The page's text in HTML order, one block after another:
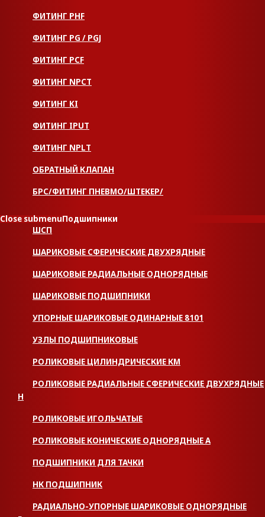
ФИТИНГ PHF
ФИТИНГ PG / PGJ
ФИТИНГ PCF
ФИТИНГ NPCT
ФИТИНГ KI
ФИТИНГ IPUT
ФИТИНГ NPLT
ОБРАТНЫЙ КЛАПАН
БРС/ФИТИНГ ПНЕВМО/ШТЕКЕР/
Close submenuПодшипники
ШСП
ШАРИКОВЫЕ СФЕРИЧЕСКИЕ ДВУХРЯДНЫЕ
ШАРИКОВЫЕ РАДИАЛЬНЫЕ ОДНОРЯДНЫЕ
ШАРИКОВЫЕ ПОДШИПНИКИ
УПОРНЫЕ ШАРИКОВЫЕ ОДИНАРНЫЕ 8101
УЗЛЫ ПОДШИПНИКОВЫЕ
РОЛИКОВЫЕ ЦИЛИНДРИЧЕСКИЕ КМ
РОЛИКОВЫЕ РАДИАЛЬНЫЕ СФЕРИЧЕСКИЕ ДВУХРЯДНЫЕ
H
РОЛИКОВЫЕ ИГОЛЬЧАТЫЕ
РОЛИКОВЫЕ КОНИЧЕСКИЕ ОДНОРЯДНЫЕ А
ПОДШИПНИКИ ДЛЯ ТАЧКИ
НК ПОДШИПНИК
РАДИАЛЬНО-УПОРНЫЕ ШАРИКОВЫЕ ОДНОРЯДНЫЕ